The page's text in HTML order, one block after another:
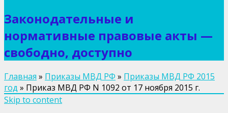
Законодательные и
нормативные правовые акты —
свободно, доступно
Главная » Приказы МВД РФ » Приказы МВД РФ 2015
год » Приказ МВД РФ N 1092 от 17 ноября 2015 г.
Skip to content